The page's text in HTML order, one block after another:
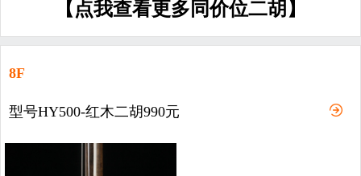
【点我查看更多同价位二胡】
8F
型号HY500-红木二胡990元